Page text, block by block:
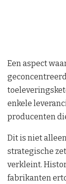
Een aspect
enkele
producenten
Dit is niet
strategische
verkleint.
fabrikanten